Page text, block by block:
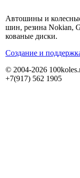
Автошины и
шин, резина Nokian,
кованые диски.
Cоздание и
© 2004-2026
+7(917) 562 1905